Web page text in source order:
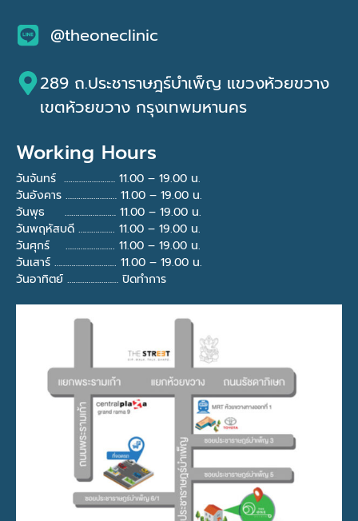
@theoneclinic
289 ถ.ประชาราษฎร์บำเพ็ญ แขวงห้วยขวาง
เขตห้วยขวาง กรุงเทพมหานคร
Working Hours
วันจันทร์ …………………… 11.00 – 19.00 น.
วันอังคาร …………………… 11.00 – 19.00 น.
วันพุธ …………………… 11.00 – 19.00 น.
วันพฤหัสบดี …………….. 11.00 – 19.00 น.
วันศุกร์ ………………….. 11.00 – 19.00 น.
วันเสาร์ ……………………….. 11.00 – 19.00 น.
วันอาทิตย์ …………………… ปิดทำการ